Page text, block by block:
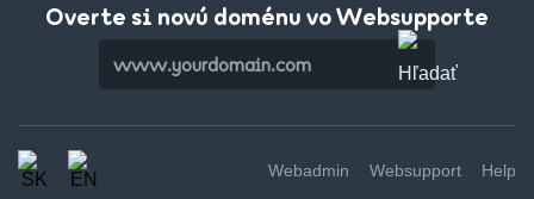
Overte si novú doménu vo Websupporte
Webadmin Websupport Help